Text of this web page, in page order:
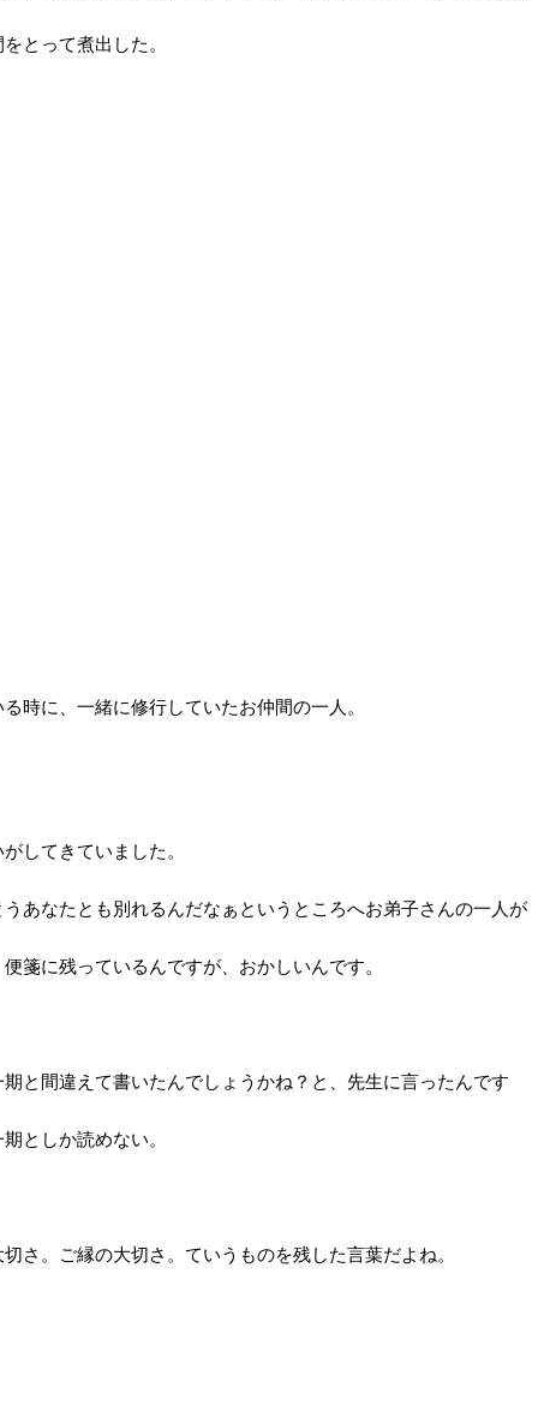
とって煮出した。
時に、一緒に修行していたお仲間の一人。
してきていました。
あなたとも別れるんだなぁというところへお弟子さんの一人が
箋に残っているんですが、おかしいんです。
と間違えて書いたんでしょうかね？と、先生に言ったんです
としか読めない。
さ。ご縁の大切さ。ていうものを残した言葉だよね。